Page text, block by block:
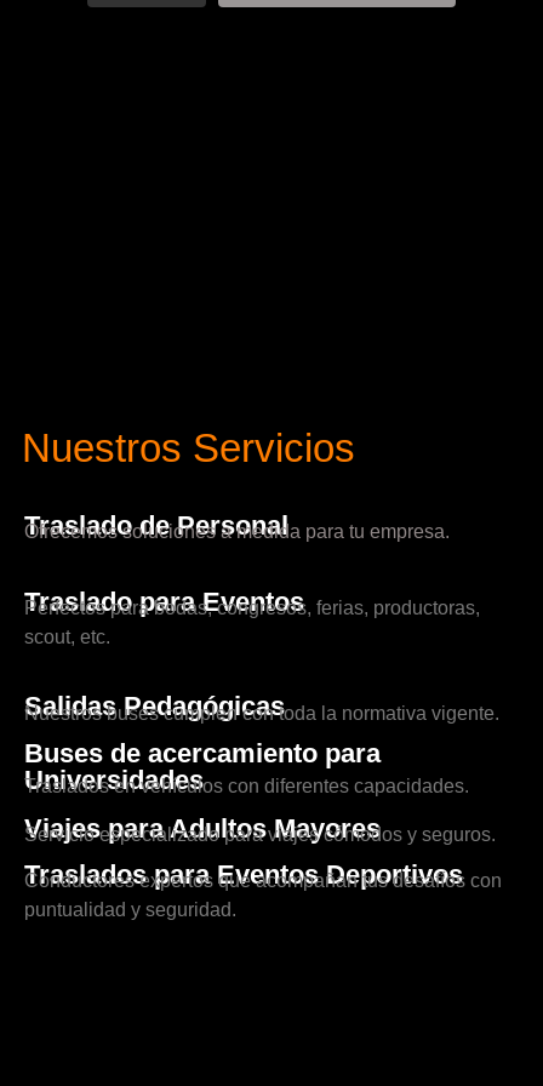
Nuestros Servicios
Traslado de Personal
Ofrecemos soluciones a medida para tu empresa.
Traslado para Eventos
Perfectos para bodas, congresos, ferias, productoras,
scout, etc.
Salidas Pedagógicas
Nuestros buses cumplen con toda la normativa vigente.
Buses de acercamiento para
Universidades
Traslados en vehículos con diferentes capacidades.
Viajes para Adultos Mayores
Servicio especializado para viajes cómodos y seguros.
Traslados para Eventos Deportivos
Conductores expertos que acompañan tus desafíos con
puntualidad y seguridad.